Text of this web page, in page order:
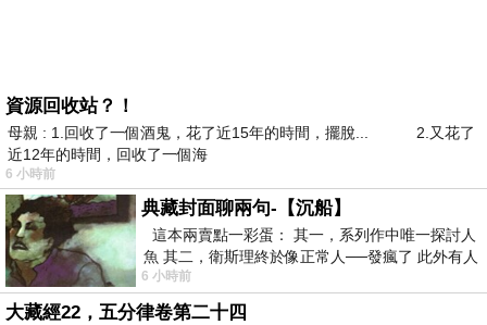
資源回收站？！
母親 : 1.回收了一個酒鬼，花了近15年的時間，擺脫... 2.又花了
近12年的時間，回收了一個海
6 小時前
典藏封面聊兩句-【沉船】
這本兩賣點一彩蛋： 其一，系列作中唯一探討人
魚 其二，衛斯理終於像正常人──發瘋了 此外有人
在南極打死北極熊（@《地心
6 小時前
大藏經22，五分律卷第二十四